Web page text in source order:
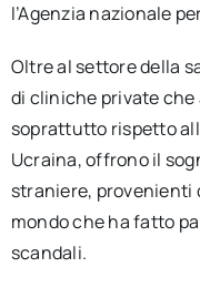
l’Agenzia nazionale
Oltre al settore della
di cliniche private che
soprattutto rispetto
Ucraina, offrono il
straniere, provenienti
mondo che ha fatto
scandali.